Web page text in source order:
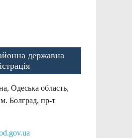
державна
Одеська область,
Болград, пр-т